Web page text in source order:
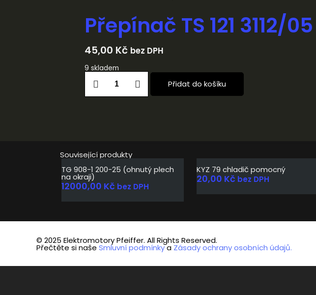
Přepínač TS 121 3112/05
45,00 Kč bez DPH
9 skladem
Přidat do košíku
Související produkty
TG 908-1 200-25 (ohnutý plech
na okraji)
12000,00 Kč bez DPH
KYZ 79 chladič pomocný
20,00 Kč bez DPH
© 2025 Elektromotory Pfeiffer. All Rights Reserved.
Přečtěte si naše Smluvní podmínkya Zásady ochrany osobních údajů.